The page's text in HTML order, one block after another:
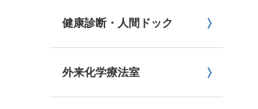
健康診断・人間ドック
外来化学療法室